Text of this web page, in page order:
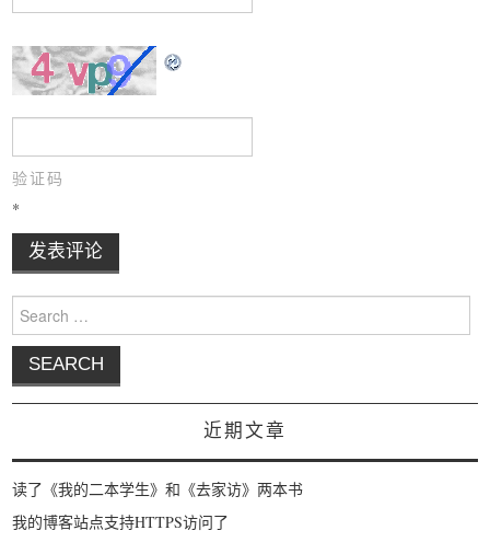
验证码
*
Search for:
近期文章
读了《我的二本学生》和《去家访》两本书
我的博客站点支持HTTPS访问了